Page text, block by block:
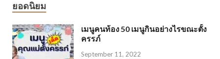
ยอดนิยม
เมนูคนท้อง 50 เมนูกินอย่างไรขณะตั้ง
ครรภ์
September 11, 2022